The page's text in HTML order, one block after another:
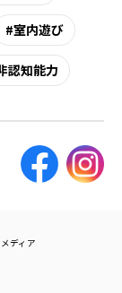
室内遊び
認知能力
ディア